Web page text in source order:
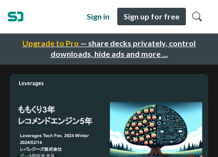
Upgrade to Pro — share decks privately, control
downloads, hide ads and more …
Sign in Sign up for free